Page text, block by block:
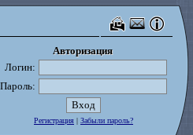
Авторизация
Авторизация
Логин:
Пароль:
Регистрация | Забыли пароль?